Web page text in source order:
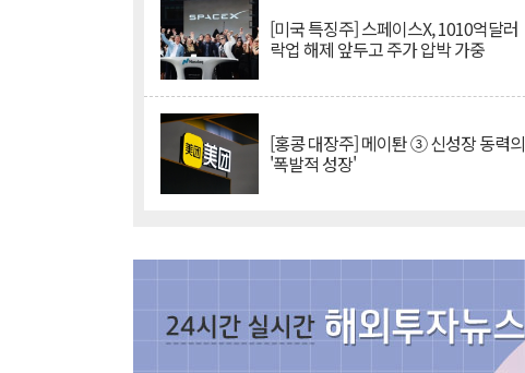
[미국 특징주] 스페이스X, 1010억달러
락업 해제 앞두고 주가 압박 가중
[홍콩 대장주] 메이퇀 ③ 신성장 동력의
'폭발적 성장'